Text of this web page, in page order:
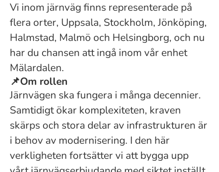
Vi inom järnväg finns representerade på
flera orter, Uppsala, Stockholm, Jönköping,
Halmstad, Malmö och Helsingborg, och nu
har du chansen att ingå inom vår enhet
Mälardalen.
📌Om rollen
Järnvägen ska fungera i många decennier.
Samtidigt ökar komplexiteten, kraven
skärps och stora delar av infrastrukturen är
i behov av modernisering. I den här
verkligheten fortsätter vi att bygga upp